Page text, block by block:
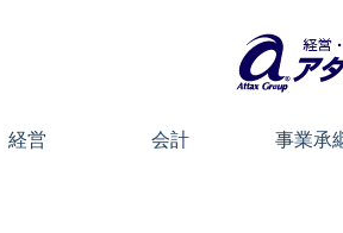
経営 会計 事業承